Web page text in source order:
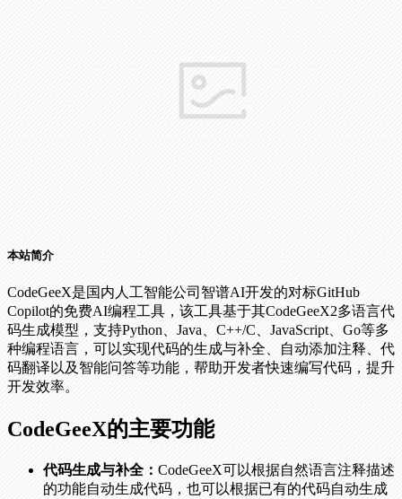
本站简介
CodeGeeX是国内人工智能公司智谱AI开发的对标GitHub
Copilot的免费AI编程工具，该工具基于其CodeGeeX2多语言代
码生成模型，支持Python、Java、C++/C、JavaScript、Go等多
种编程语言，可以实现代码的生成与补全、自动添加注释、代
码翻译以及智能问答等功能，帮助开发者快速编写代码，提升
开发效率。
CodeGeeX的主要功能
代码生成与补全： CodeGeeX可以根据自然语言注释描述
的功能自动生成代码，也可以根据已有的代码自动生成